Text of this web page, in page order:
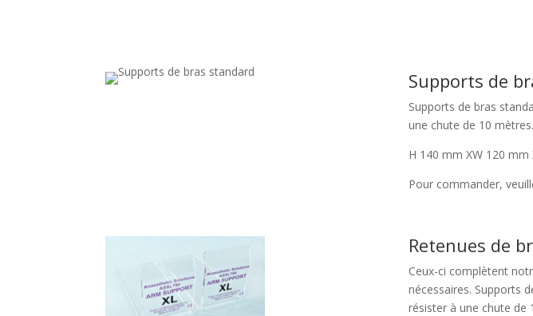
Supports de
Supports de bras
une chute de 10 mètres.
H 140 mm XW 120 mm
Pour commander,
Retenues de
Ceux-ci complètent
nécessaires. Supports
résister à une chute de